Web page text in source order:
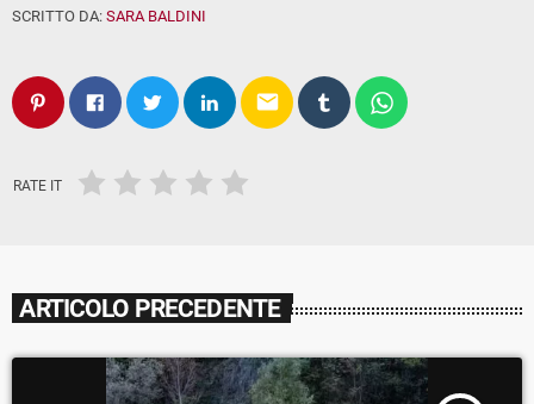
SCRITTO DA: SARA BALDINI
email
RATE IT
ARTICOLO PRECEDENTE